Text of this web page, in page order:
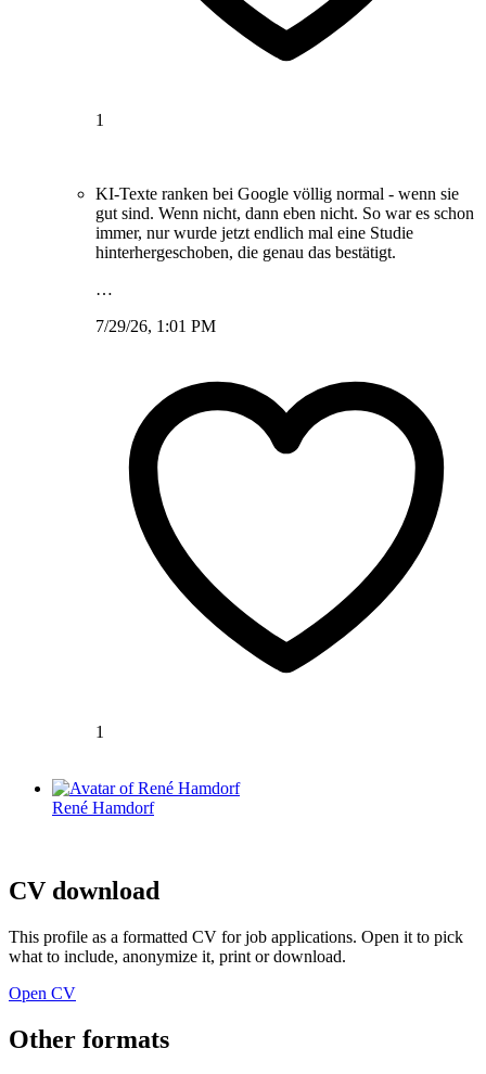
1
KI-Texte ranken bei Google völlig normal - wenn sie
gut sind. Wenn nicht, dann eben nicht. So war es schon
immer, nur wurde jetzt endlich mal eine Studie
hinterhergeschoben, die genau das bestätigt.
…
7/29/26, 1:01 PM
1
René Hamdorf
CV download
This profile as a formatted CV for job applications. Open it to pick
what to include, anonymize it, print or download.
Open CV
Other formats